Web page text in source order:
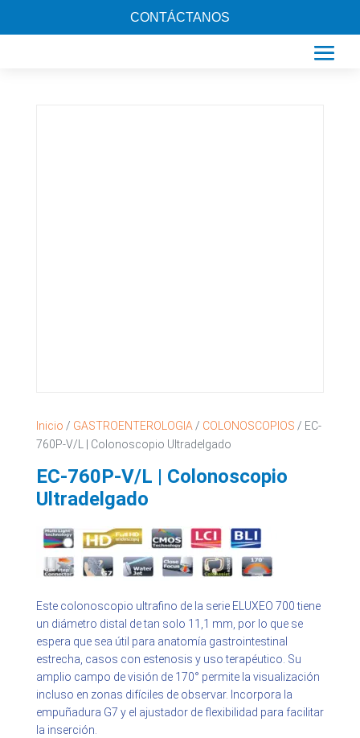
CONTÁCTANOS
Inicio / GASTROENTEROLOGIA/ COLONOSCOPIOS / EC-
760P-V/L | Colonoscopio Ultradelgado
EC-760P-V/L | Colonoscopio
Ultradelgado
Este colonoscopio ultrafino de la serie ELUXEO 700 tiene
un diámetro distal de tan solo 11,1 mm, por lo que se
espera que sea útil para anatomía gastrointestinal
estrecha, casos con estenosis y uso terapéutico. Su
amplio campo de visión de 170° permite la visualización
incluso en zonas difíciles de observar. Incorpora la
empuñadura G7 y el ajustador de flexibilidad para facilitar
la inserción.